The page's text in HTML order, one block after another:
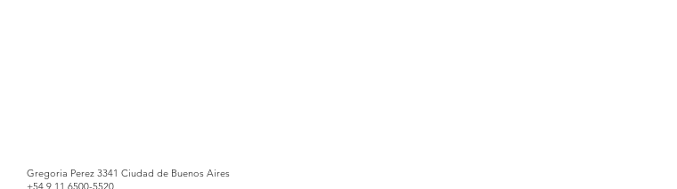
Gregoria Perez 3341 Ciudad de Buenos Aires
+54 9 11 6500-5520